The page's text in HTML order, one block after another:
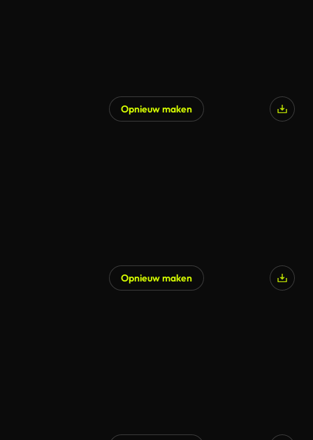
Opnieuw maken
Opnieuw maken